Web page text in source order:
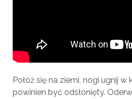
Połóż się na ziemi, nogi ugnij w
powinien być odsłonięty.